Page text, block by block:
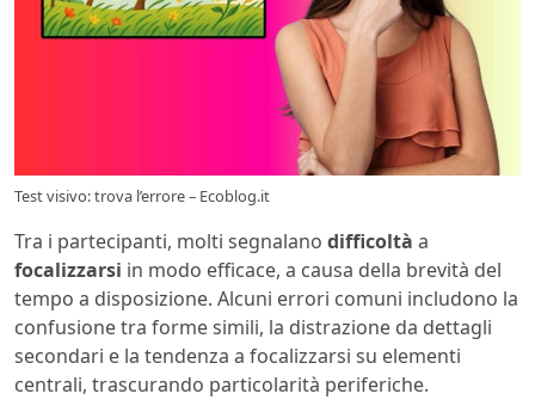
Test visivo: trova l’errore – Ecoblog.it
Tra i partecipanti, molti segnalano difficoltà a
focalizzarsi in modo efficace, a causa della brevità del
tempo a disposizione. Alcuni errori comuni includono la
confusione tra forme simili, la distrazione da dettagli
secondari e la tendenza a focalizzarsi su elementi
centrali, trascurando particolarità periferiche.